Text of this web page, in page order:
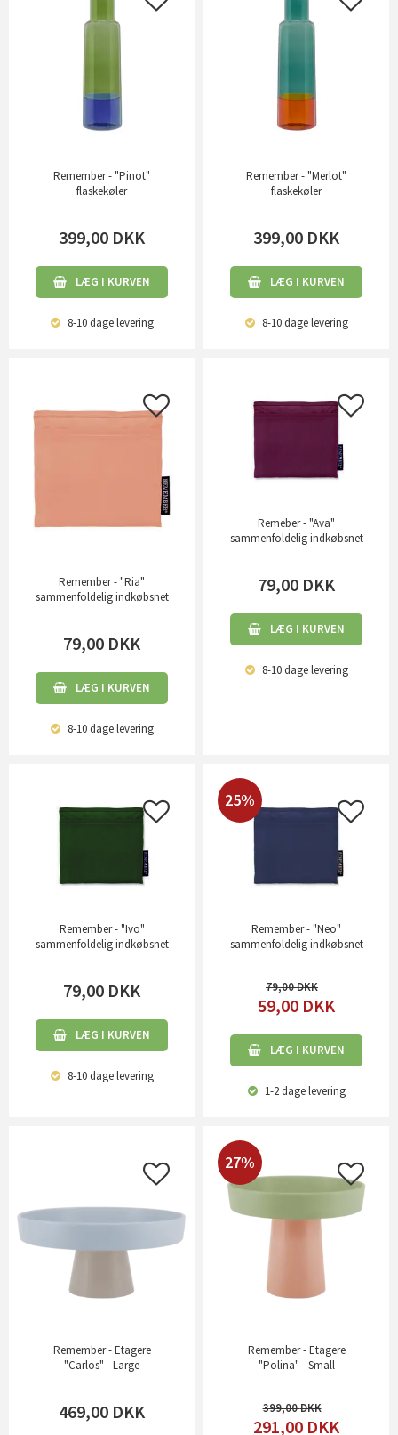
Remember - "Pinot"
flaskekøler
399,00 DKK
LÆG I KURVEN
8-10 dagelevering
Remember - "Merlot"
flaskekøler
399,00 DKK
LÆG I KURVEN
8-10 dagelevering
Remember - "Ria"
sammenfoldelig indkøbsnet
79,00 DKK
LÆG I KURVEN
8-10 dagelevering
Remeber - "Ava"
sammenfoldelig indkøbsnet
79,00 DKK
LÆG I KURVEN
8-10 dagelevering
Remember - "Ivo"
sammenfoldelig indkøbsnet
79,00 DKK
LÆG I KURVEN
8-10 dagelevering
25%
Remember - "Neo"
sammenfoldelig indkøbsnet
79,00
59,00 DKK
LÆG I KURVEN
1-2 dagelevering
Remember - Etagere
"Carlos" - Large
469,00 DKK
27%
Remember - Etagere
"Polina" - Small
399,00
291,00 DKK